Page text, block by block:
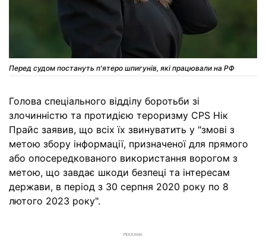
Перед судом постануть п'ятеро шпигунів, які працювали на РФ
Голова спеціального відділу боротьби зі
злочинністю та протидією тероризму CPS Нік
Прайс заявив, що всіх їх звинуватить у "змові з
метою збору інформації, призначеної для прямого
або опосередкованого використання ворогом з
метою, що завдає шкоди безпеці та інтересам
держави, в період з 30 серпня 2020 року по 8
лютого 2023 року".
РЕКЛАМА